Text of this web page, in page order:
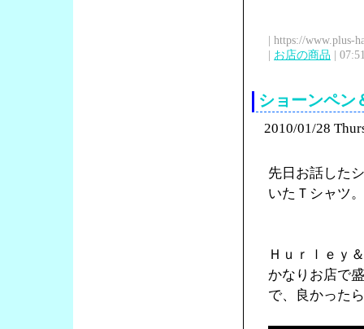
| https://www.plus-
| お店の商品 |
ショーンペン
2010/01/28
先日お話した
いたＴシャツ
Ｈｕｒｌｅｙ
かなりお店で
で、良かった